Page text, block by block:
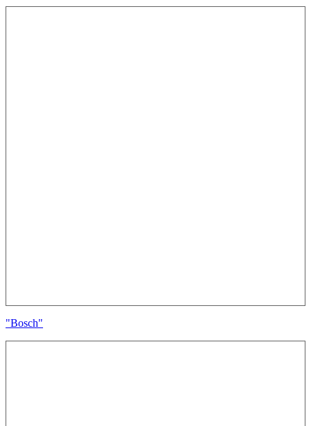
"Bosch"